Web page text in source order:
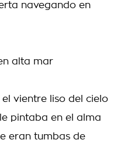
navegando en
alta mar
vientre liso del cielo
pintaba en el alma
eran tumbas de